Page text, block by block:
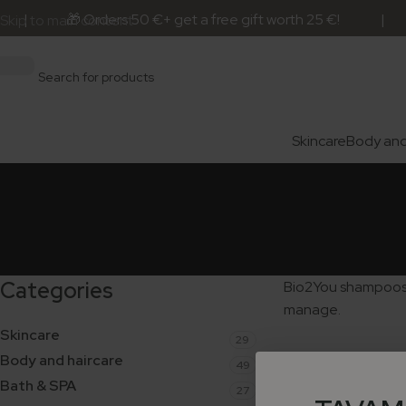
Skip to main content
Orders 50 €+ get a free gift worth 25 €! | 📦
SkincareBody
Categories
Skincare 29
Body and haircare 49
Bath & SPA 27
Bio2You
manage.